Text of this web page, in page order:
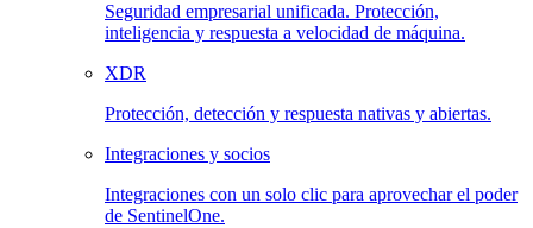
Seguridad empresarial unificada. Protección,
inteligencia y respuesta a velocidad de máquina.
XDR
Protección, detección y respuesta nativas y abiertas.
Integraciones y socios
Integraciones con un solo clic para aprovechar el poder
de SentinelOne.